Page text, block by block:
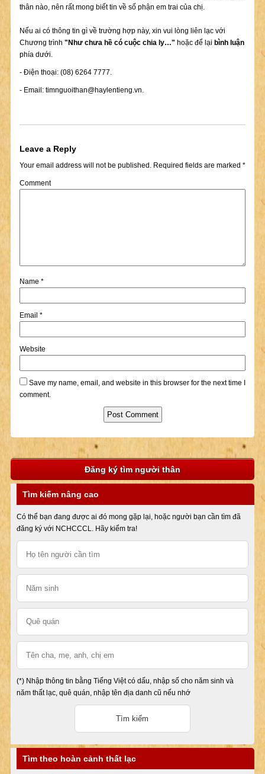
thân nào, nên rất mong biết tin về số phận em trai của chị.
Nếu ai có thông tin gì về trường hợp này, xin vui lòng liên lạc với
Chương trình "Như chưa hề có cuộc chia ly…" hoặc để lại bình luận
phía dưới.
- Điện thoại: (08) 6264 7777.
- Email: timnguoithan@haylentieng.vn.
Leave a Reply
Your email address will not be published.Required fields are marked *
Comment
Name *
Email *
Website
Save my name, email, and website in this browser for the next time I
comment.
Đăng ký tìm người thân
Tìm kiếm nâng cao
Có thể bạn đang được ai đó mong gặp lại, hoặc người bạn cần tìm đã
đăng ký với NCHCCCL. Hãy kiểm tra!
(*) Nhập thông tin bằng Tiếng Việt có dấu, nhập số cho năm sinh và
năm thất lạc, quê quán, nhập tên địa danh cũ nếu nhớ
Tìm theo hoàn cảnh thất lạc